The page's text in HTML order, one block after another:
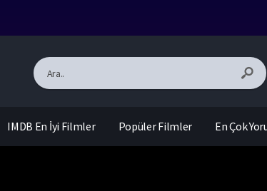
IMDB En İyi Filmler Popüler Filmler En Çok